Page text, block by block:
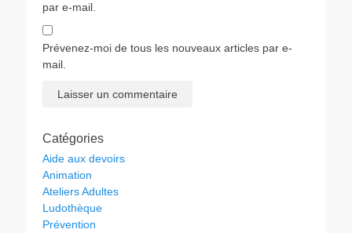
par e-mail.
Prévenez-moi de tous les nouveaux articles par e-
mail.
Catégories
Aide aux devoirs
Animation
Ateliers Adultes
Ludothèque
Prévention